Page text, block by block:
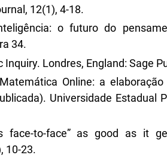
12(1), 4-18.
o futuro do
34.
Inquiry. Londres, England: Sage
Online: a
Universidade Estadual
face-to-face” as good as it
10-23.